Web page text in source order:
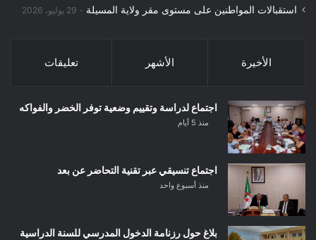
استقبالات المواطنين على مستوى مقر ولاية المسيلة 29 يوليو، 2026
الأخيرة الأشهر تعليقات
اجتماع لدراسة وتقييم وضعية توفر الخضر والفواكه
منذ 5 أيام
اجتماع تنسيقي عبر تقنية التحاضر عن بعد
منذ أسبوع واحد
بلاغ حول رزنامة الدخول المدرسي للسنة الدراسية